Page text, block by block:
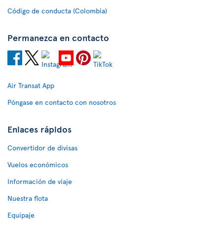
Código de conducta (Colombia)
Permanezca en contacto
Air Transat App
Póngase en contacto con nosotros
Enlaces rápidos
Convertidor de divisas
Vuelos económicos
Información de viaje
Nuestra flota
Equipaje